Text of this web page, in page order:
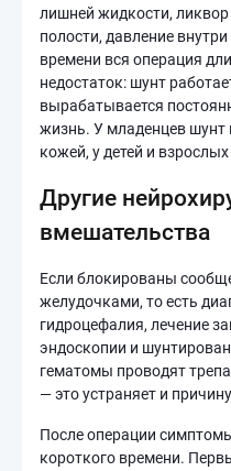
лишней жидкости,
полости, давление
времени вся операция
недостаток: шунт
вырабатывается
жизнь. У младенцев шунт
кожей, у детей и
Другие
вмешательства
Если блокированы
желудочками, то есть
гидроцефалия, лечение
эндоскопии и
гематомы проводят
— это устраняет и
После операции
короткого времени.